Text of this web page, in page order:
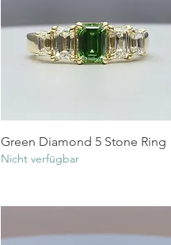
Schnellansicht
Green Diamond 5 Stone Ring
Nicht verfügbar